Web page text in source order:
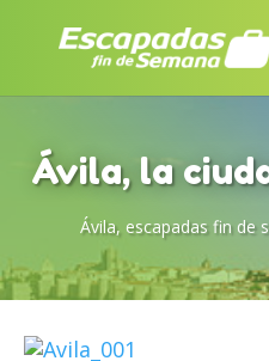
Ávila, la
Ávila, escapadas fin de